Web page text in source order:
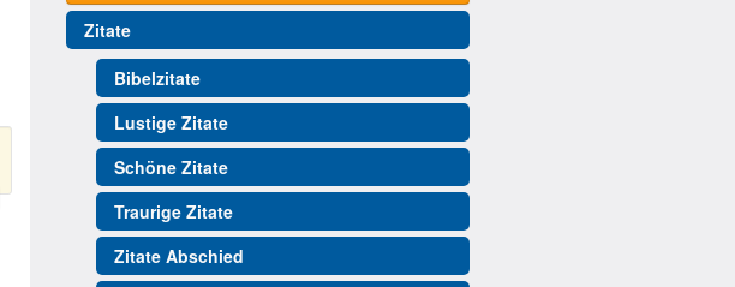
Zitate
Bibelzitate
Lustige Zitate
Schöne Zitate
Traurige Zitate
Zitate Abschied